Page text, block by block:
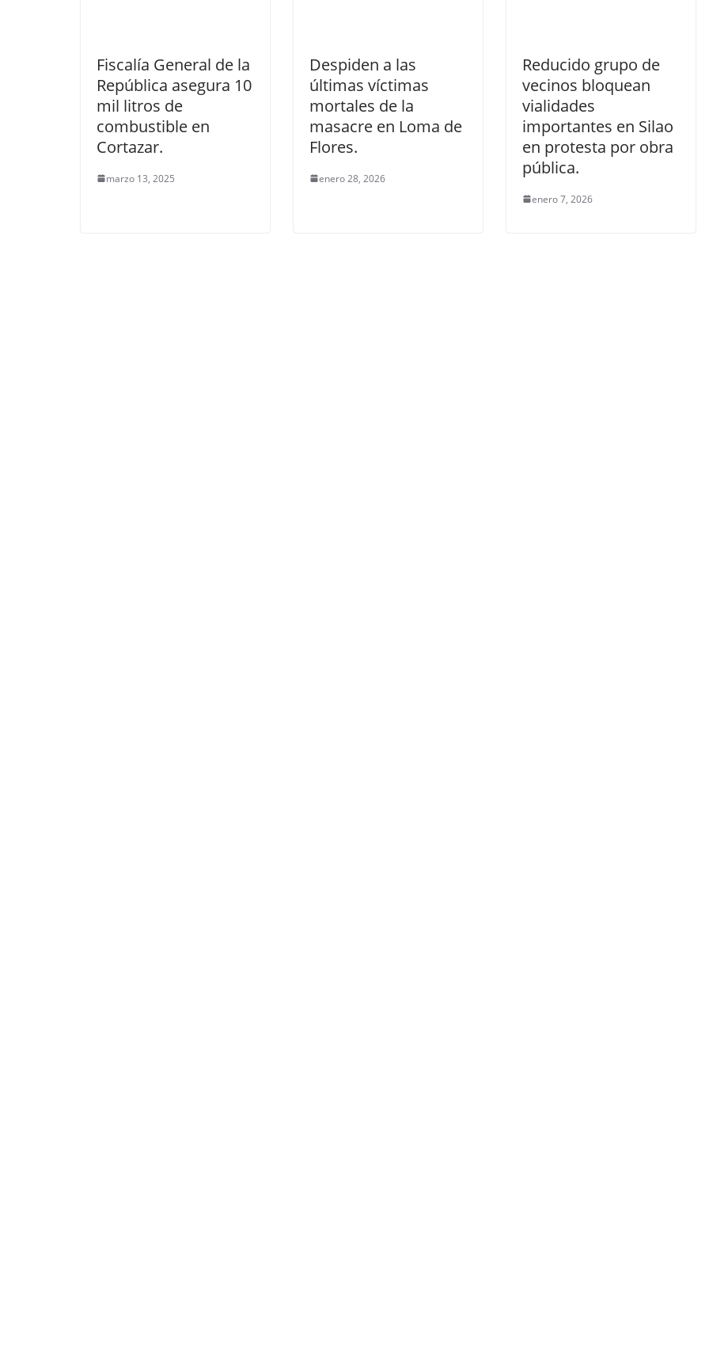
Fiscalía General de la
República asegura 10
mil litros de
combustible en
Cortazar.
marzo 13, 2025
Despiden a las
últimas víctimas
mortales de la
masacre en Loma de
Flores.
enero 28, 2026
Reducido grupo de
vecinos bloquean
vialidades
importantes en Silao
en protesta por obra
pública.
enero 7, 2026